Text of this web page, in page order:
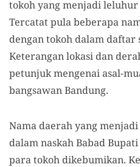
tokoh yang menjadi
Tercatat pula beberapa
dengan tokoh dalam daftar
Keterangan lokasi dan
petunjuk mengenai asal-
bangsawan Bandung.
Nama daerah yang
dalam naskah Babad
para tokoh dikebumikan.